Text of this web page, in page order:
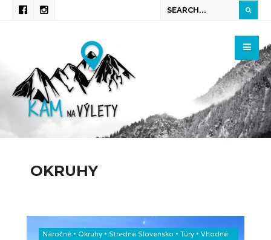
OKRUHY
Náročné • Okruhy • Stredné Slovensko • Túry • Vhodné